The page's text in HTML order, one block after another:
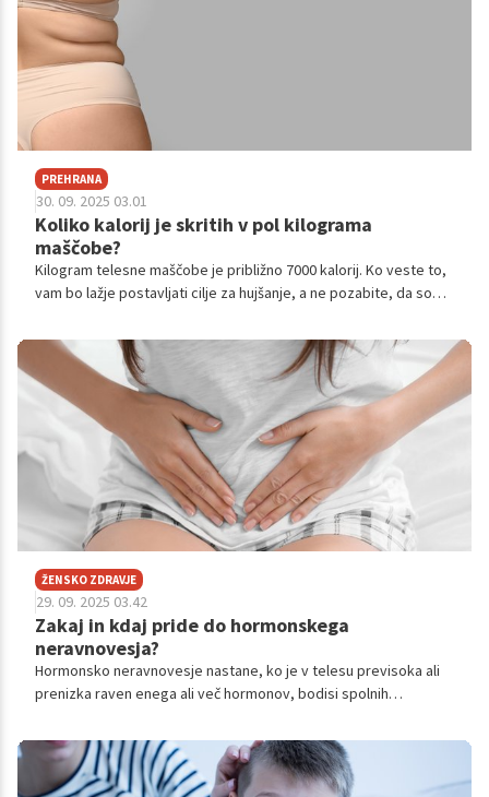
PREHRANA
30. 09. 2025 03.01
Koliko kalorij je skritih v pol kilograma
maščobe?
Kilogram telesne maščobe je približno 7000 kalorij. Ko veste to,
vam bo lažje postavljati cilje za hujšanje, a ne pozabite, da so
ŽENSKO ZDRAVJE
29. 09. 2025 03.42
Zakaj in kdaj pride do hormonskega
neravnovesja?
Hormonsko neravnovesje nastane, ko je v telesu previsoka ali
prenizka raven enega ali več hormonov, bodisi spolnih
inzulina ali drugih hormonskih signalov.